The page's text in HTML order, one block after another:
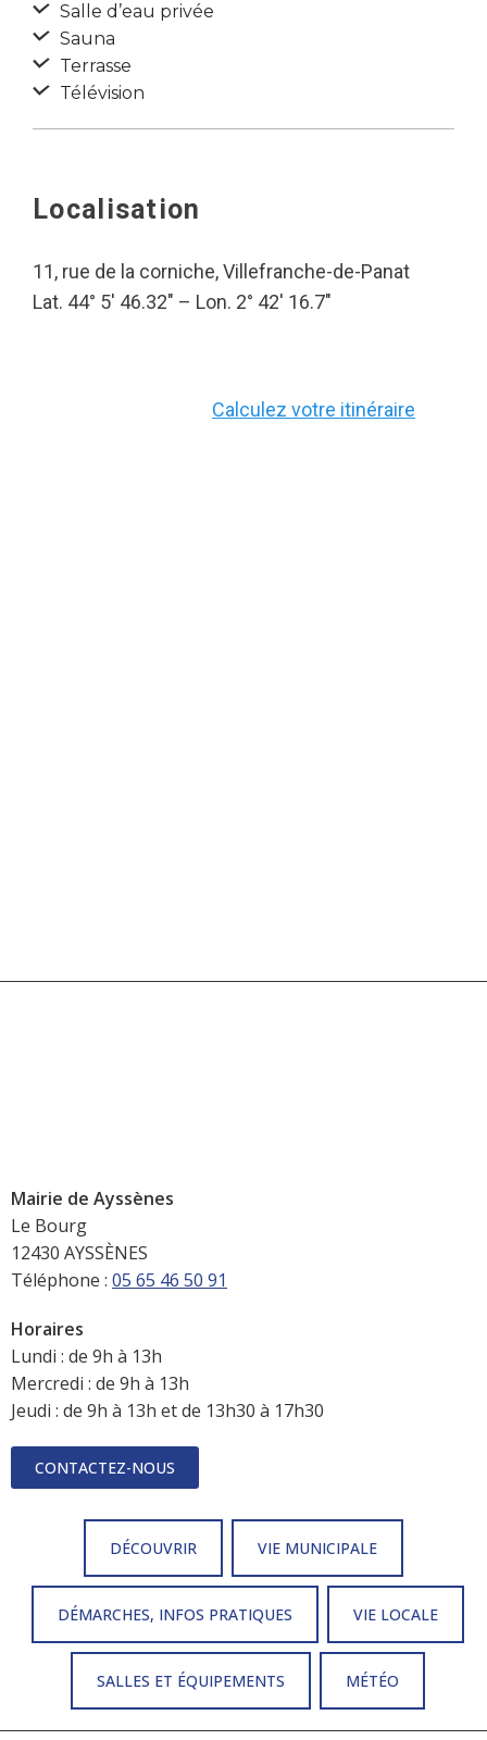
Salle d’eau privée
Sauna
Terrasse
Télévision
Localisation
11, rue de la corniche, Villefranche-de-Panat
Lat. 44° 5′ 46.32″ – Lon. 2° 42′ 16.7″
Calculez votre itinéraire
Mairie de Ayssènes
Le Bourg
12430 AYSSÈNES
Téléphone : 05 65 46 50 91
Horaires
Lundi : de 9h à 13h
Mercredi : de 9h à 13h
Jeudi : de 9h à 13h et de 13h30 à 17h30
CONTACTEZ-NOUS
DÉCOUVRIR VIE MUNICIPALE
DÉMARCHES, INFOS PRATIQUES VIE LOCALE
SALLES ET ÉQUIPEMENTS MÉTÉO